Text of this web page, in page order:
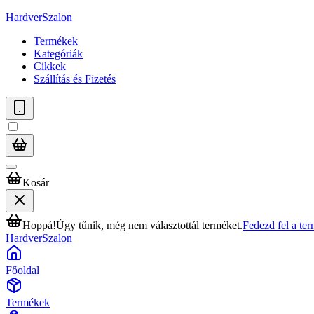
HardverSzalon
Termékek
Kategóriák
Cikkek
Szállítás és Fizetés
Kosár
Hoppá!Úgy tűnik, még nem választottál terméket.Fedezd fel a
HardverSzalon
Főoldal
Termékek